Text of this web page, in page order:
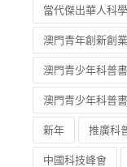
當代傑出華人科
澳門青年創新創
澳門青少年科普
澳門青少年科普
新年 推廣科
中國科技峰會